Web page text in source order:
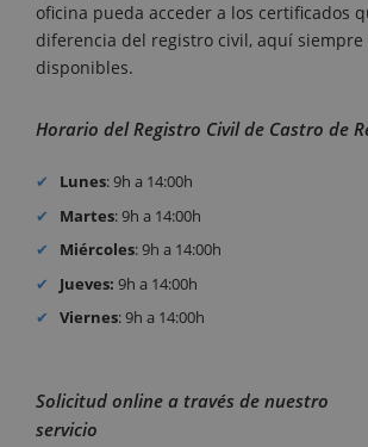
oficina pueda acceder a los certificados
diferencia del registro civil, aquí siempre
disponibles.
Horario del Registro Civil de Castro de
Lunes: 9h a 14:00h
Martes: 9h a 14:00h
Miércoles: 9h a 14:00h
Jueves: 9h a 14:00h
Viernes: 9h a 14:00h
Solicitud online a través de nuestro
servicio